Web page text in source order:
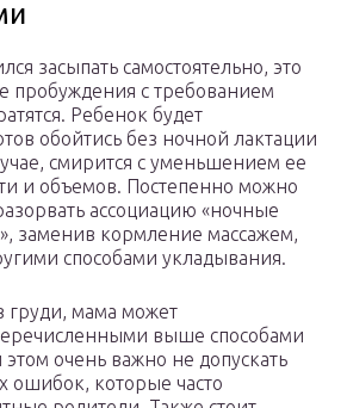
засыпать самостоятельно, это
пробуждения с требованием
Ребенок будет
обойтись без ночной лактации
смирится с уменьшением ее
и объемов. Постепенно можно
ассоциацию «ночные
заменив кормление массажем,
способами укладывания.
груди, мама может
выше способами
очень важно не допускать
ошибок, которые часто